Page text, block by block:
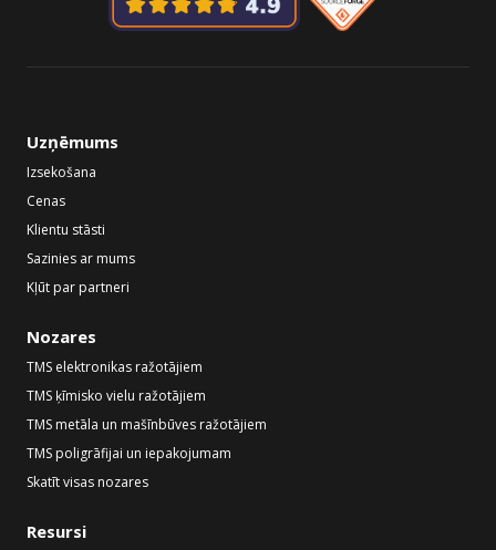
Uzņēmums
Izsekošana
Cenas
Klientu stāsti
Sazinies ar mums
Kļūt par partneri
Nozares
TMS elektronikas ražotājiem
TMS ķīmisko vielu ražotājiem
TMS metāla un mašīnbūves ražotājiem
TMS poligrāfijai un iepakojumam
Skatīt visas nozares
Resursi